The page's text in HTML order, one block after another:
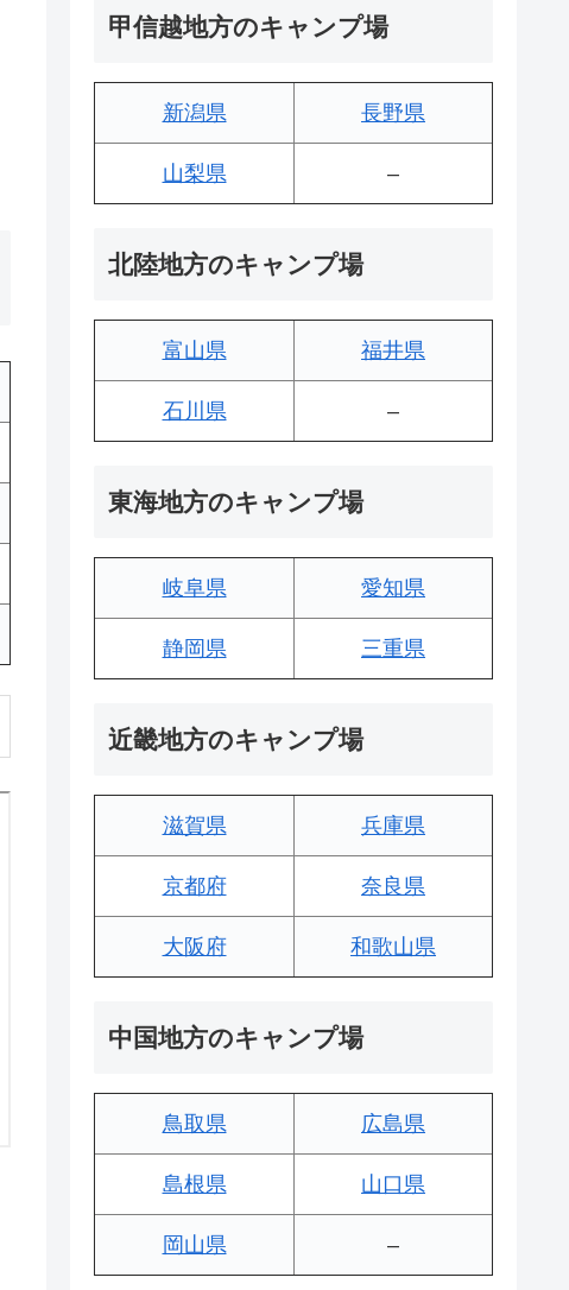
甲信越地方のキャンプ場
新潟県 長野県
山梨県 –
北陸地方のキャンプ場
富山県 福井県
石川県 –
東海地方のキャンプ場
岐阜県 愛知県
静岡県 三重県
近畿地方のキャンプ場
滋賀県 兵庫県
京都府 奈良県
大阪府 和歌山県
中国地方のキャンプ場
鳥取県 広島県
島根県 山口県
岡山県 –